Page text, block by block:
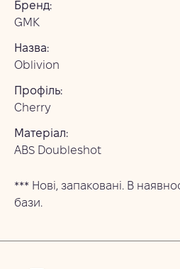
Бренд:
GMK
Назва:
Oblivion
Профіль:
Cherry
Матеріал:
ABS Doubleshot
*** Нові, запаковані. В
бази.